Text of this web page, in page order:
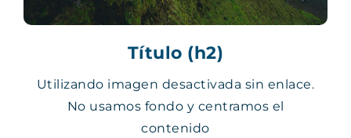
Título (h2)
Utilizando imagen desactivada sin enlace.
No usamos fondo y centramos el
contenido